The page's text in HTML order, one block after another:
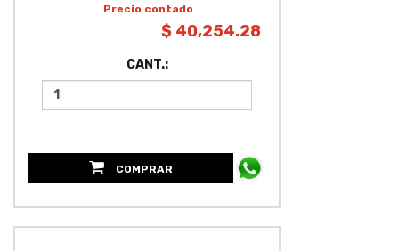
Precio contado
$ 40,254.28
CANT.:
COMPRAR